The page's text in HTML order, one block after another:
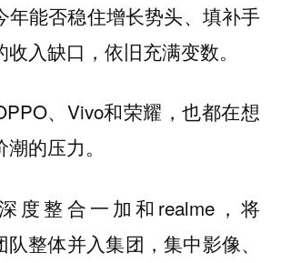
年能否稳住增长势头、填补手
入缺口，依旧充满变数。
、Vivo和荣耀，也都在想
的压力。
度整合一加和realme，将
整体并入集团，集中影像、